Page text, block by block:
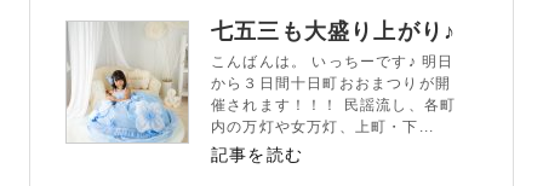
七五三も大盛り上がり♪
こんばんは。 いっちーです♪ 明日
から３日間十日町おおまつりが開
催されます！！！ 民謡流し、各町
内の万灯や女万灯、上町・下...
記事を読む